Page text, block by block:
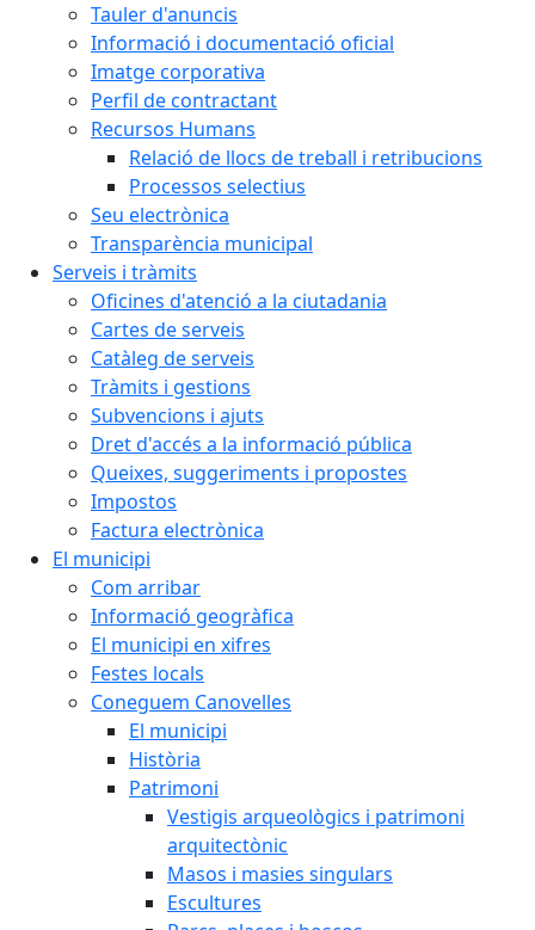
Tauler d'anuncis
Informació i documentació oficial
Imatge corporativa
Perfil de contractant
Recursos Humans
Relació de llocs de treball i retribucions
Processos selectius
Seu electrònica
Transparència municipal
Serveis i tràmits
Oficines d'atenció a la ciutadania
Cartes de serveis
Catàleg de serveis
Tràmits i gestions
Subvencions i ajuts
Dret d'accés a la informació pública
Queixes, suggeriments i propostes
Impostos
Factura electrònica
El municipi
Com arribar
Informació geogràfica
El municipi en xifres
Festes locals
Coneguem Canovelles
El municipi
Història
Patrimoni
Vestigis arqueològics i patrimoni
arquitectònic
Masos i masies singulars
Escultures